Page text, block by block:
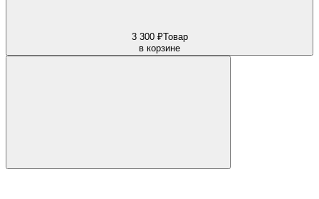
3 300 ₽Товар
в корзине